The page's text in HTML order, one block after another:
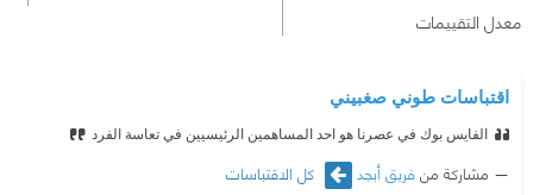
معدل التقييمات
اقتباسات طوني صغبيني
الفايس بوك في عصرنا هو احد المساهمين الرئيسيين في تعاسة الفرد
مشاركة من فريق أبجد كل الاقتباسات